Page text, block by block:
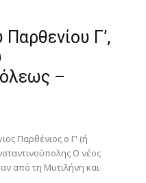
Γ’,
–
Παρθένιος ο Γ' (ή
Ο νέος
από τη Μυτιλήνη και